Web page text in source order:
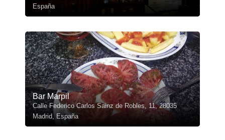
España
Bar Marpil
Calle Federico Carlos Sainz de Robles, 11, 28035
Madrid, España